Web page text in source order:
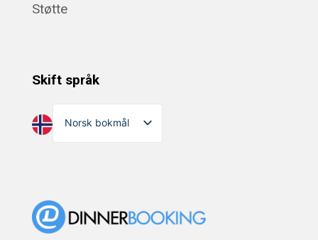
Støtte
Skift språk
Norsk bokmål
English
Eesti